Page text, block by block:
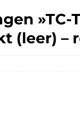
»TC-
(leer) –